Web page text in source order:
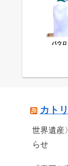
カト
世界遺産
らせ